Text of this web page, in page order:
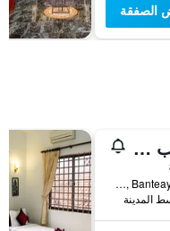
الصفقة
ذا سيم رييب تشيلد باكباكرز
Wat Bo Rd, Banteay Chas, Sla Kram, سيم ريب, كمبوديا